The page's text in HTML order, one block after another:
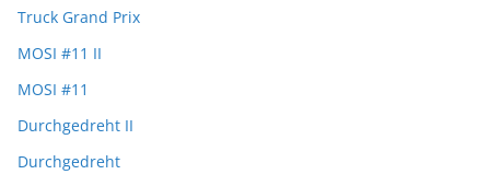
Truck Grand Prix
MOSI #11 II
MOSI #11
Durchgedreht II
Durchgedreht